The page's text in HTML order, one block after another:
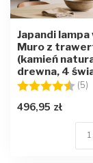
Japandi
Muro z
(kamień
drewna, 4
Ocena:
(5)
496,95 zł